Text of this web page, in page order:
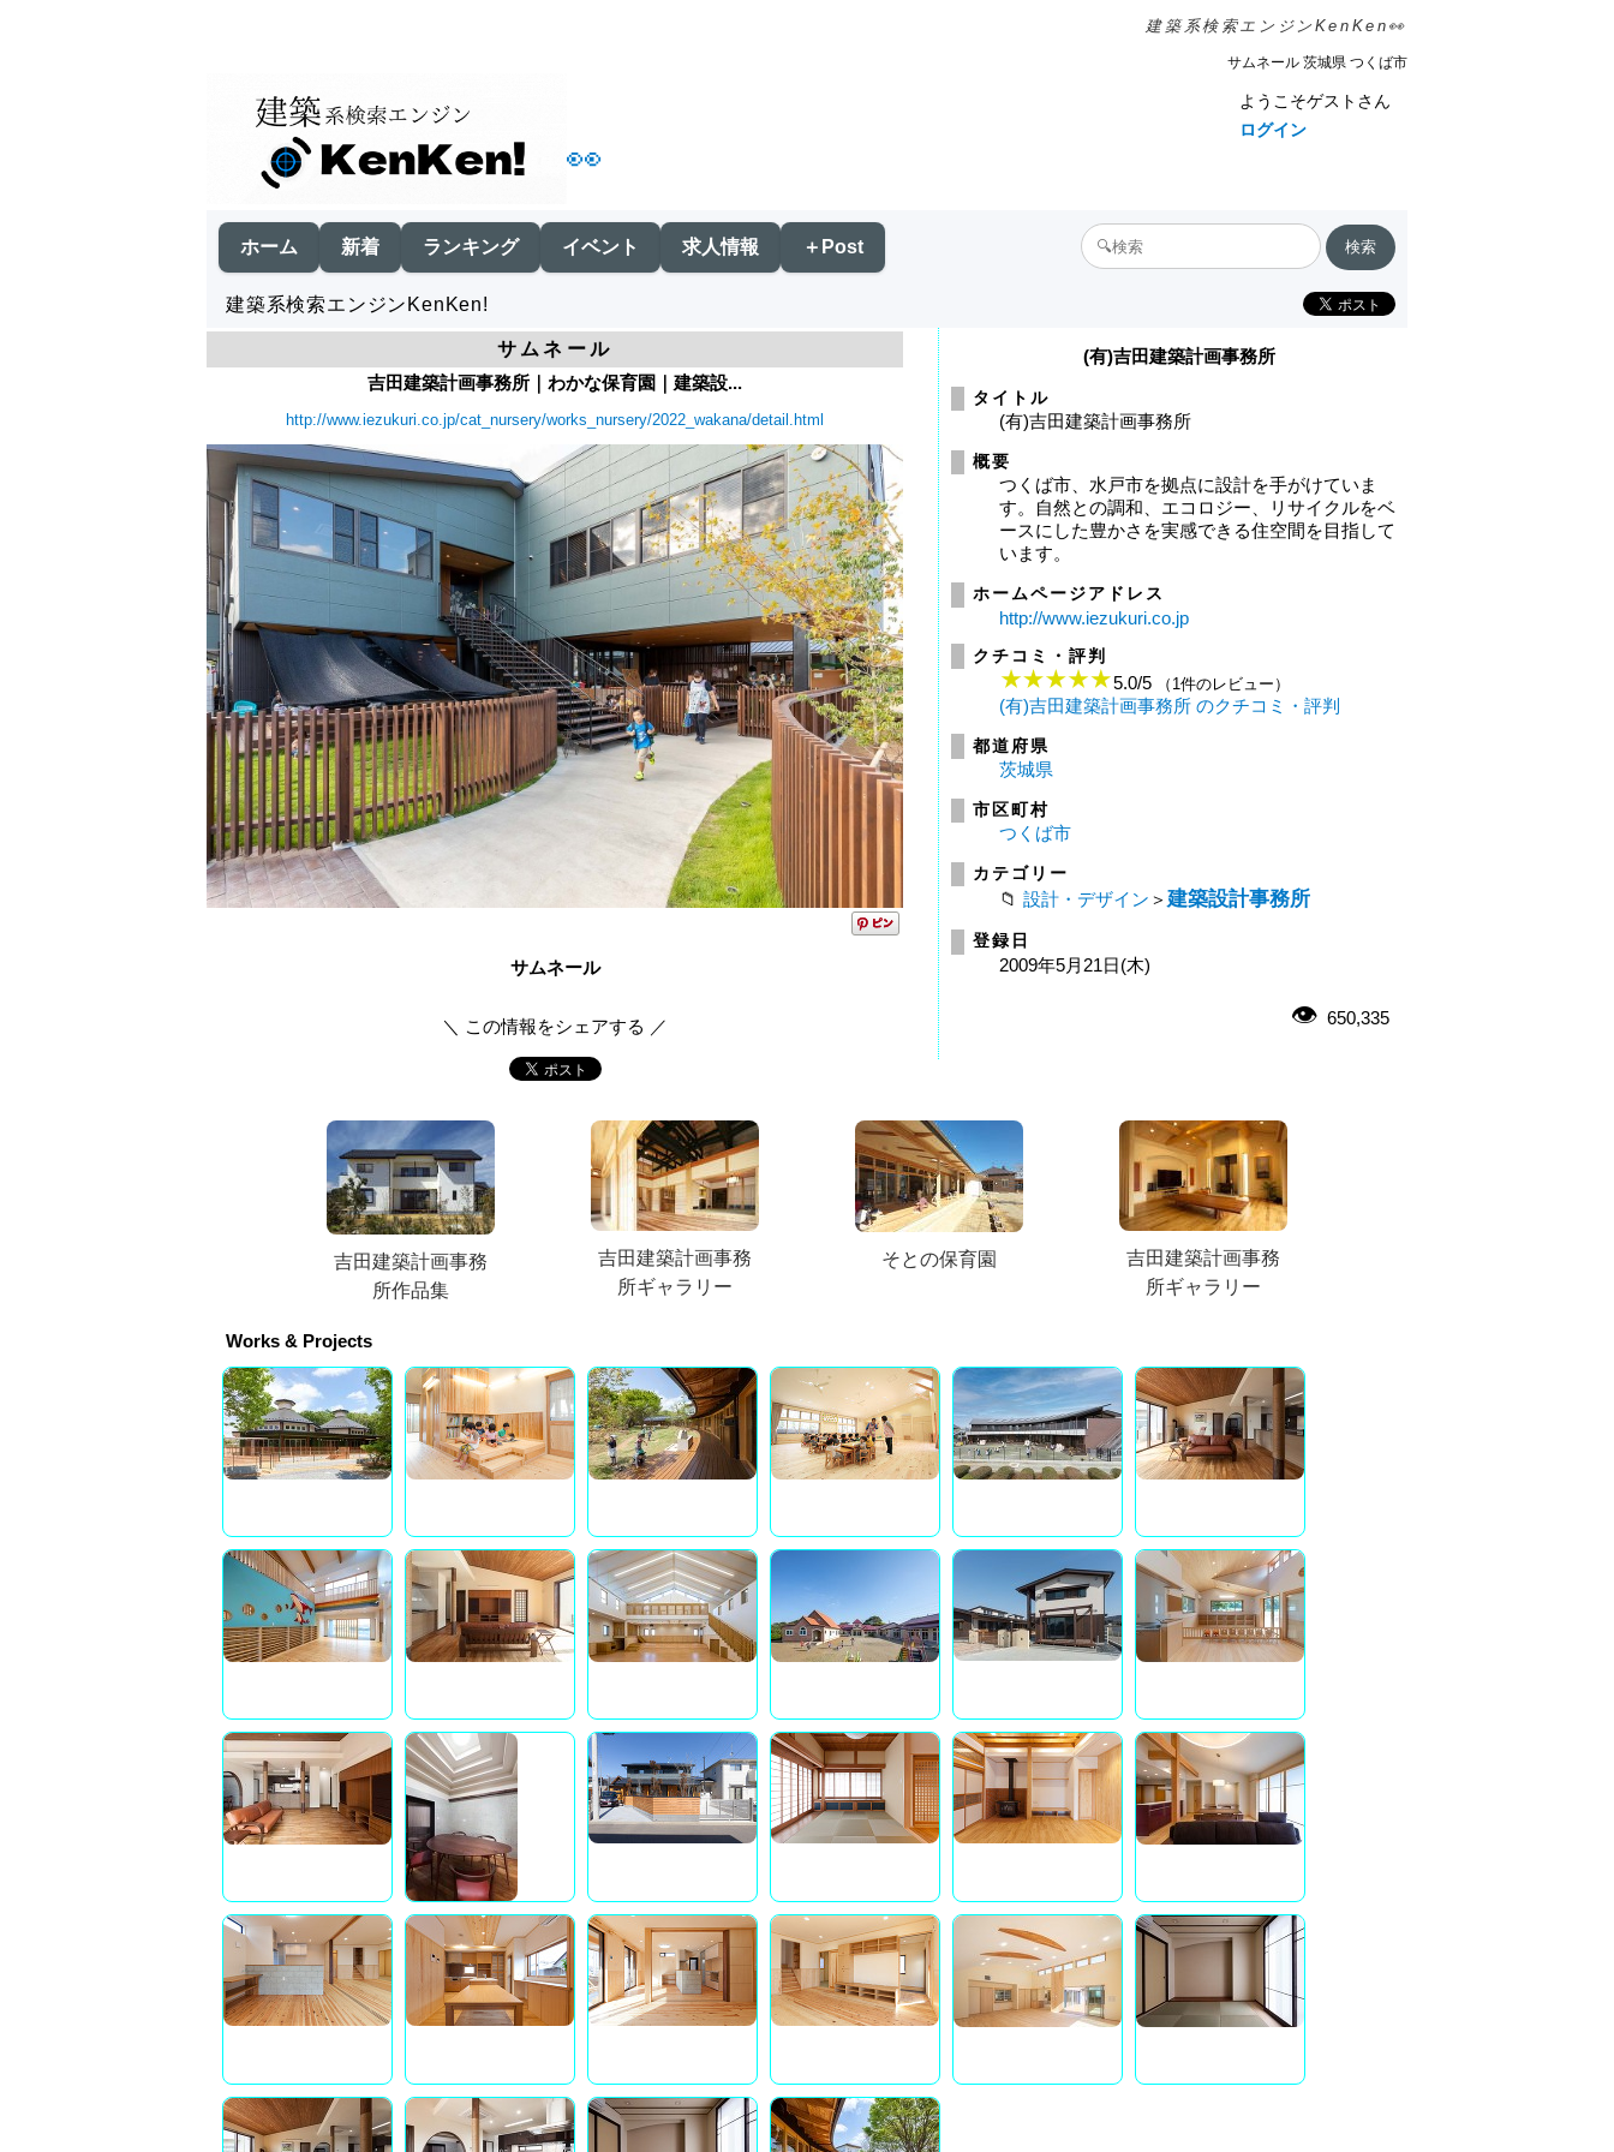
建築系検索エンジンKenKen👀
サムネール 茨城県 つくば市
👀
ようこそゲストさん
ログイン
ホーム 新着 ランキング イベント 求人情報 ＋Post
建築系検索エンジンKenKen!
サムネール
吉田建築計画事務所｜わかな保育園｜建築設...
http://www.iezukuri.co.jp/cat_nursery/works_nursery/2022_wakana/detail.html
サムネール
＼ この情報をシェアする ／
(有)吉田建築計画事務所
タイトル
(有)吉田建築計画事務所
概要
つくば市、水戸市を拠点に設計を手がけていま
す。自然との調和、エコロジー、リサイクルをベ
ースにした豊かさを実感できる住空間を目指して
います。
ホームページアドレス
http://www.iezukuri.co.jp
クチコミ・評判
5.0/5 （1件のレビュー）
(有)吉田建築計画事務所 のクチコミ・評判
都道府県
茨城県
市区町村
つくば市
カテゴリー
設計・デザイン ＞ 建築設計事務所
登録日
2009年5月21日(木)
650,335
吉田建築計画事務
所作品集
吉田建築計画事務
所ギャラリー
そとの保育園
吉田建築計画事務
所ギャラリー
Works & Projects